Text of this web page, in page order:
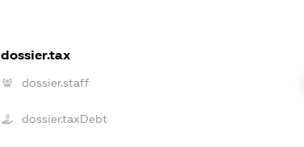
dossier.tax
dossier.staff
dossier.taxDebt